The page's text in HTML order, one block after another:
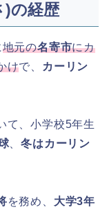
)の経歴
地元の名寄市にカ
けで、
カーリン
て、小学校5年生
、冬はカーリン
を務め、 大学3年